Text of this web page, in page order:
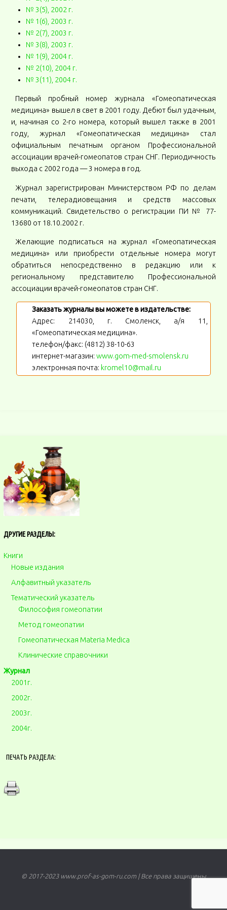
№ 3(5), 2002 г.
№ 1(6), 2003 г.
№ 2(7), 2003 г.
№ 3(8), 2003 г.
№ 1(9), 2004 г.
№ 2(10), 2004 г.
№ 3(11), 2004 г.
Первый пробный номер журнала «Гомеопатическая
медицина» вышел в свет в 2001 году. Дебют был удачным,
и, начиная со 2-го номера, который вышел также в 2001
году, журнал «Гомеопатическая медицина» стал
официальным печатным органом Профессиональной
ассоциации врачей-гомеопатов стран СНГ. Периодичность
выхода с 2002 года — 3 номера в год.
Журнал зарегистрирован Министерством РФ по делам
печати, телерадиовещания и средств массовых
коммуникаций. Свидетельство о регистрации ПИ № 77-
13680 от 18.10.2002 г.
Желающие подписаться на журнал «Гомеопатическая
медицина» или приобрести отдельные номера могут
обратиться непосредственно в редакцию или к
региональному представителю Профессиональной
ассоциации врачей-гомеопатов стран СНГ.
Заказать журналы вы можете в издательстве:
Адрес: 214030, г. Смоленск, а/я 11,
«Гомеопатическая медицина».
телефон/факс: (4812) 38-10-63
интернет-магазин:www.gom-med-smolensk.ru
электронная почта: kromel10@mail.ru
ДРУГИЕ РАЗДЕЛЫ:
Книги
Новые издания
Алфавитный указатель
Тематический указатель
Философия гомеопатии
Метод гомеопатии
Гомеопатическая Materia Medica
Клинические справочники
Журнал
2001г.
2002г.
2003г.
2004г.
ПЕЧАТЬ РАЗДЕЛА:
© 2017-2023 www.prof-as-gom-ru.com | Все права защищены